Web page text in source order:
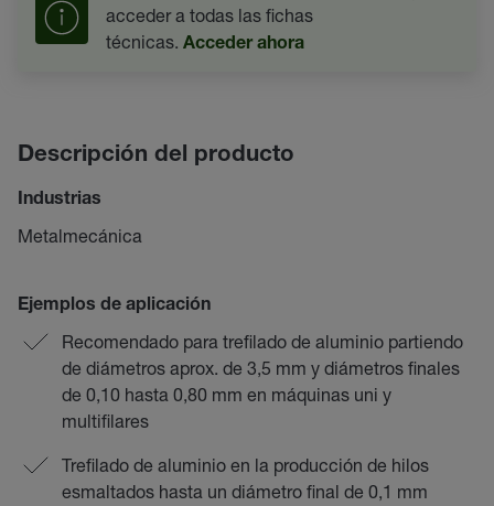
acceder a todas las fichas
técnicas. Acceder ahora
Descripción del producto
Industrias
Metalmecánica
Ejemplos de aplicación
Recomendado para trefilado de aluminio partiendo
de diámetros aprox. de 3,5 mm y diámetros finales
de 0,10 hasta 0,80 mm en máquinas uni y
multifilares
Trefilado de aluminio en la producción de hilos
esmaltados hasta un diámetro final de 0,1 mm